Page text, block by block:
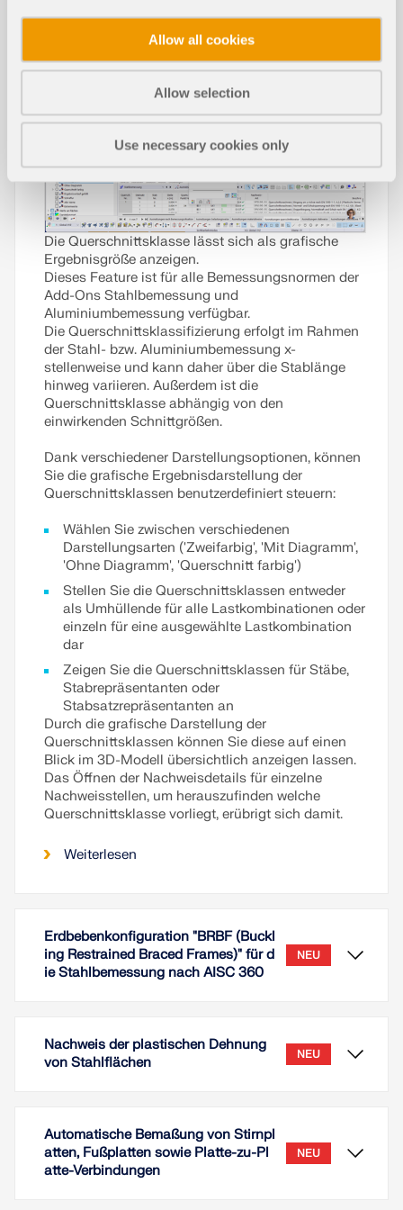
Allow all cookies
Allow selection
Use necessary cookies only
Die Querschnittsklasse lässt sich als grafische
Ergebnisgröße anzeigen.
Dieses Feature ist für alle Bemessungsnormen der
Add-Ons Stahlbemessung und
Aluminiumbemessung verfügbar.
Die Querschnittsklassifizierung erfolgt im Rahmen
der Stahl- bzw. Aluminiumbemessung x-
stellenweise und kann daher über die Stablänge
hinweg variieren. Außerdem ist die
Querschnittsklasse abhängig von den
einwirkenden Schnittgrößen.
Dank verschiedener Darstellungsoptionen, können
Sie die grafische Ergebnisdarstellung der
Querschnittsklassen benutzerdefiniert steuern:
Wählen Sie zwischen verschiedenen
Darstellungsarten ('Zweifarbig', 'Mit Diagramm',
'Ohne Diagramm', 'Querschnitt farbig')
Stellen Sie die Querschnittsklassen entweder
als Umhüllende für alle Lastkombinationen oder
einzeln für eine ausgewählte Lastkombination
dar
Zeigen Sie die Querschnittsklassen für Stäbe,
Stabrepräsentanten oder
Stabsatzrepräsentanten an
Durch die grafische Darstellung der
Querschnittsklassen können Sie diese auf einen
Blick im 3D-Modell übersichtlich anzeigen lassen.
Das Öffnen der Nachweisdetails für einzelne
Nachweisstellen, um herauszufinden welche
Querschnittsklasse vorliegt, erübrigt sich damit.
Weiterlesen
Erdbebenkonfiguration "BRBF (Buckl
ing Restrained Braced Frames)" für d
ie Stahlbemessung nach AISC 360
NEU
Nachweis der plastischen Dehnung
von Stahlflächen
NEU
Automatische Bemaßung von Stirnpl
atten, Fußplatten sowie Platte-zu-Pl
atte-Verbindungen
NEU